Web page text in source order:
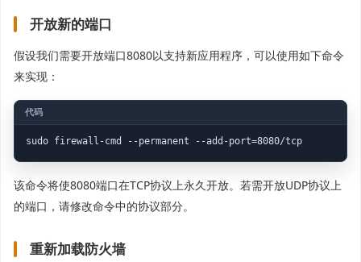
开放新的端口
假设我们需要开放端口8080以支持新应用程序，可以使用如下命令
来实现：
sudo firewall-cmd --permanent --add-port=8080/tcp
该命令将使8080端口在TCP协议上永久开放。若需开放UDP协议上
的端口，请修改命令中的协议部分。
重新加载防火墙